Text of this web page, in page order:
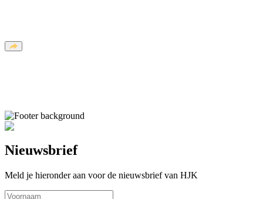
Nieuwsbrief
Meld je hieronder aan voor de nieuwsbrief van HJK